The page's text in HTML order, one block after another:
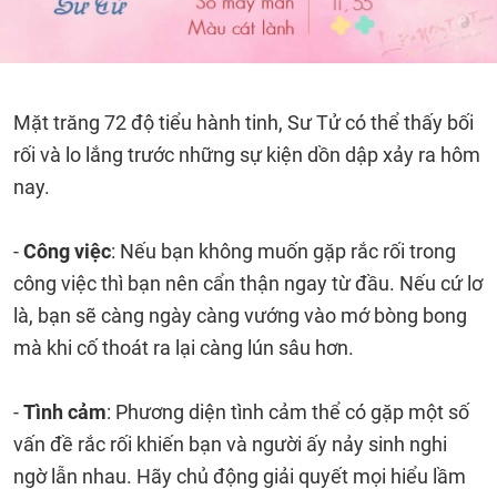
Mặt trăng 72 độ tiểu hành tinh, Sư Tử có thể thấy bối
rối và lo lắng trước những sự kiện dồn dập xảy ra hôm
nay.
-Công việc: Nếu bạn không muốn gặp rắc rối trong
công việc thì bạn nên cẩn thận ngay từ đầu. Nếu cứ lơ
là, bạn sẽ càng ngày càng vướng vào mớ bòng bong
mà khi cố thoát ra lại càng lún sâu hơn.
-Tình cảm: Phương diện tình cảm thể có gặp một số
vấn đề rắc rối khiến bạn và người ấy nảy sinh nghi
ngờ lẫn nhau. Hãy chủ động giải quyết mọi hiểu lầm